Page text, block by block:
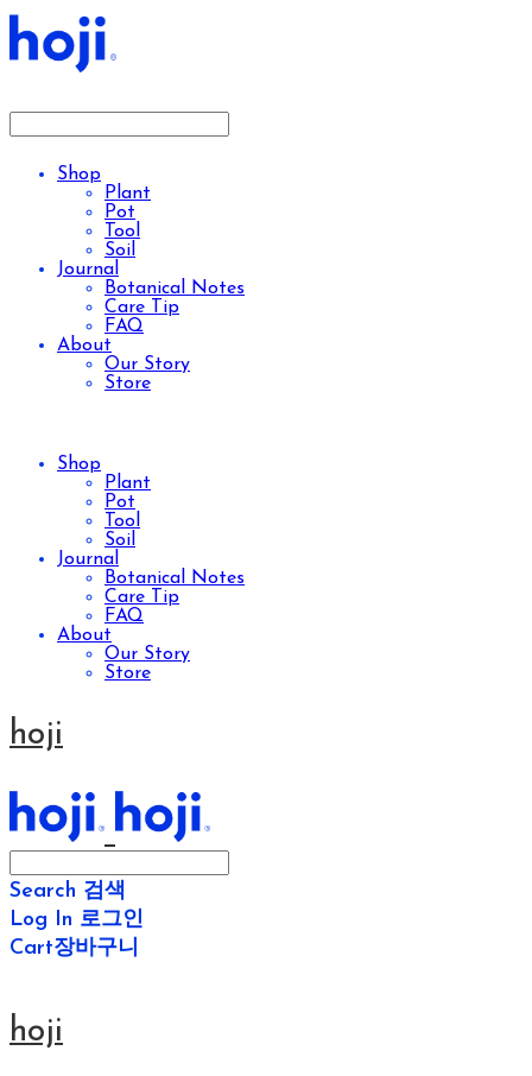
Shop
Plant
Pot
Tool
Soil
Journal
Botanical Notes
Care Tip
FAQ
About
Our Story
Store
Shop
Plant
Pot
Tool
Soil
Journal
Botanical Notes
Care Tip
FAQ
About
Our Story
Store
hoji
Search 검색
Log In 로그인
Cart장바구니
hoji